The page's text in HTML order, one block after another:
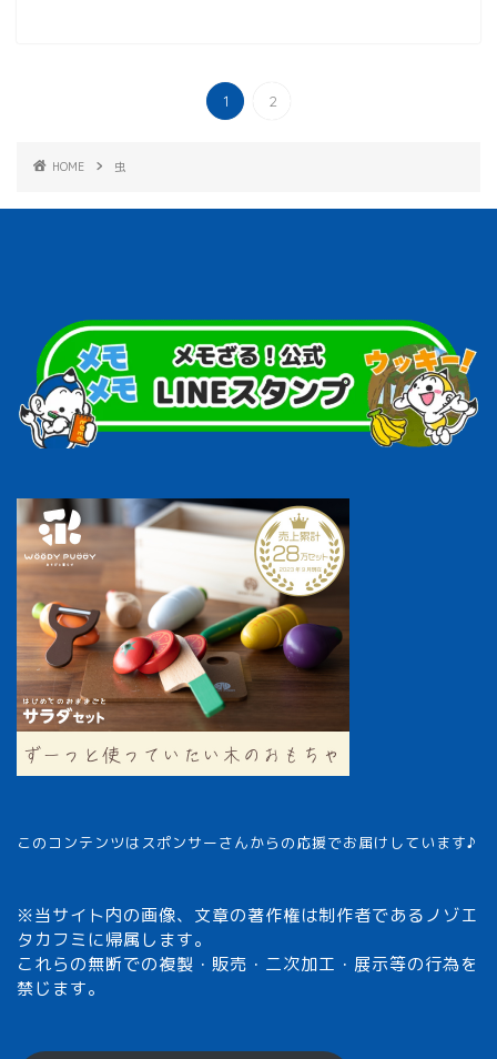
1 2
HOME 虫
このコンテンツはスポンサーさんからの応援でお届けしています♪
※当サイト内の画像、文章の著作権は制作者であるノゾエ
タカフミに帰属します。
これらの無断での複製・販売・二次加工・展示等の行為を
禁じます。